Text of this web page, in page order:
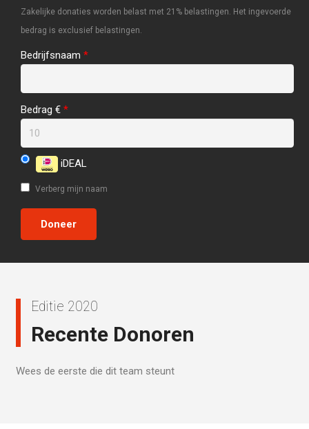
Zakelijke donaties worden belast met 21% belastingen. Het ingevoerde
bedrag is exclusief belastingen.
Bedrijfsnaam *
Bedrag € *
iDEAL
Verberg mijn naam
Editie 2020
Recente Donoren
Wees de eerste die dit team steunt